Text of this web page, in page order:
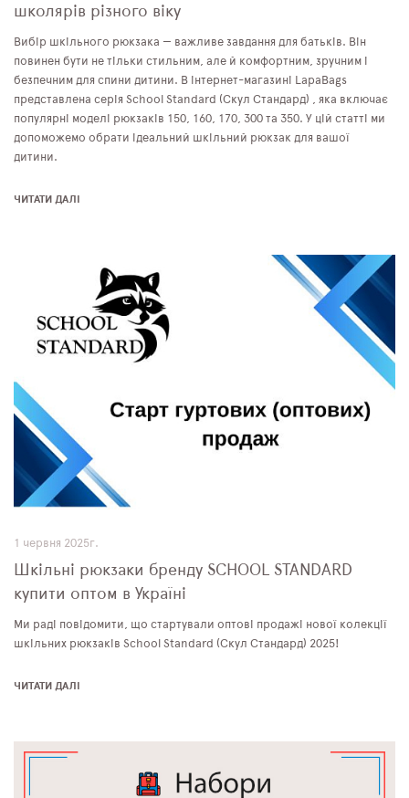
школярів різного віку
Вибір шкільного рюкзака — важливе завдання для батьків. Він
повинен бути не тільки стильним, але й комфортним, зручним і
безпечним для спини дитини. В інтернет-магазині LapaBags
представлена серія School Standard (Скул Стандард) , яка включає
популярні моделі рюкзаків 150, 160, 170, 300 та 350. У цій статті ми
допоможемо обрати ідеальний шкільний рюкзак для вашої
дитини.
ЧИТАТИ ДАЛІ
1 червня 2025г.
Шкільні рюкзаки бренду SCHOOL STANDARD
купити оптом в Україні
Ми раді повідомити, що стартували оптові продажі нової колекції
шкільних рюкзаків School Standard (Скул Стандард) 2025!
ЧИТАТИ ДАЛІ